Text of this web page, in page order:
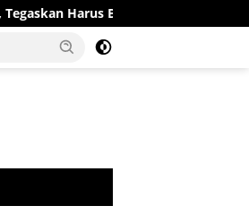
Benar-Benar Berpihak kepada Rakyat